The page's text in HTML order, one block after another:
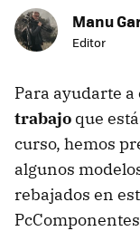
Manu
Editor
Para ayudarte a
trabajo que
curso, hemos
algunos
rebajados en